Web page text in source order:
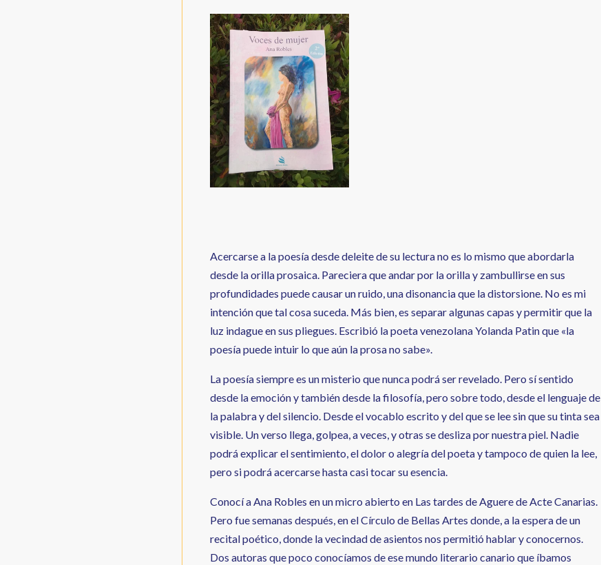
Acercarse a la poesía desde deleite de su lectura no es lo mismo que abordarla
desde la orilla prosaica. Pareciera que andar por la orilla y zambullirse en sus
profundidades puede causar un ruido, una disonancia que la distorsione. No es mi
intención que tal cosa suceda. Más bien, es separar algunas capas y permitir que la
luz indague en sus pliegues. Escribió la poeta venezolana Yolanda Patin que «la
poesía puede intuir lo que aún la prosa no sabe».
La poesía siempre es un misterio que nunca podrá ser revelado. Pero sí sentido
desde la emoción y también desde la filosofía, pero sobre todo, desde el lenguaje de
la palabra y del silencio. Desde el vocablo escrito y del que se lee sin que su tinta sea
visible. Un verso llega, golpea, a veces, y otras se desliza por nuestra piel. Nadie
podrá explicar el sentimiento, el dolor o alegría del poeta y tampoco de quien la lee,
pero si podrá acercarse hasta casi tocar su esencia.
Conocí a Ana Robles en un micro abierto en Las tardes de Aguere de Acte Canarias.
Pero fue semanas después, en el Círculo de Bellas Artes donde, a la espera de un
recital poético, donde la vecindad de asientos nos permitió hablar y conocernos.
Dos autoras que poco conocíamos de ese mundo literario canario que íbamos